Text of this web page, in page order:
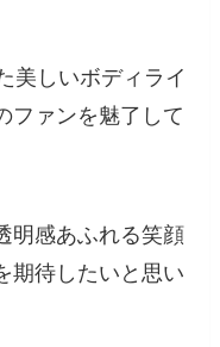
美しいボディライ
ファンを魅了して
明感あふれる笑顔
期待したいと思い